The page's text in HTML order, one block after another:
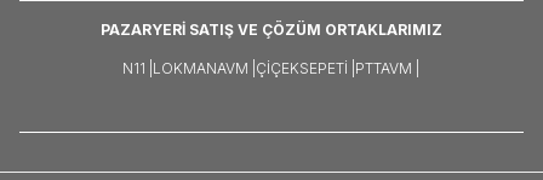
PAZARYERİ SATIŞ VE ÇÖZÜM ORTAKLARIMIZ
N11 | LOKMANAVM | ÇIÇEKSEPETI | PTTAVM |